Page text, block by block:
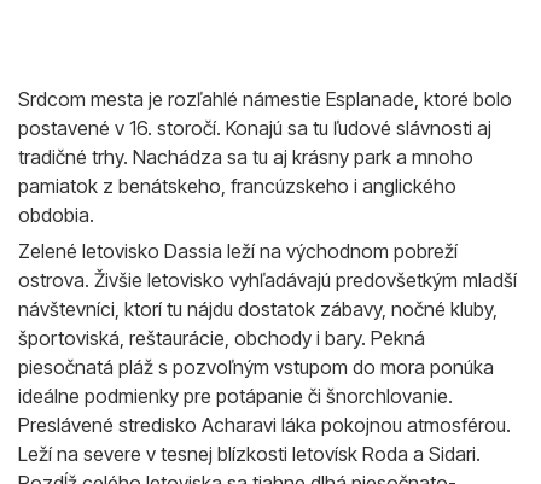
Srdcom mesta je rozľahlé námestie Esplanade, ktoré bolo
postavené v 16. storočí. Konajú sa tu ľudové slávnosti aj
tradičné trhy. Nachádza sa tu aj krásny park a mnoho
pamiatok z benátskeho, francúzskeho i anglického
obdobia.
Zelené letovisko Dassia leží na východnom pobreží
ostrova. Živšie letovisko vyhľadávajú predovšetkým mladší
návštevníci, ktorí tu nájdu dostatok zábavy, nočné kluby,
športoviská, reštaurácie, obchody i bary. Pekná
piesočnatá pláž s pozvoľným vstupom do mora ponúka
ideálne podmienky pre potápanie či šnorchlovanie.
Preslávené stredisko Acharavi láka pokojnou atmosférou.
Leží na severe v tesnej blízkosti letovísk Roda a Sidari.